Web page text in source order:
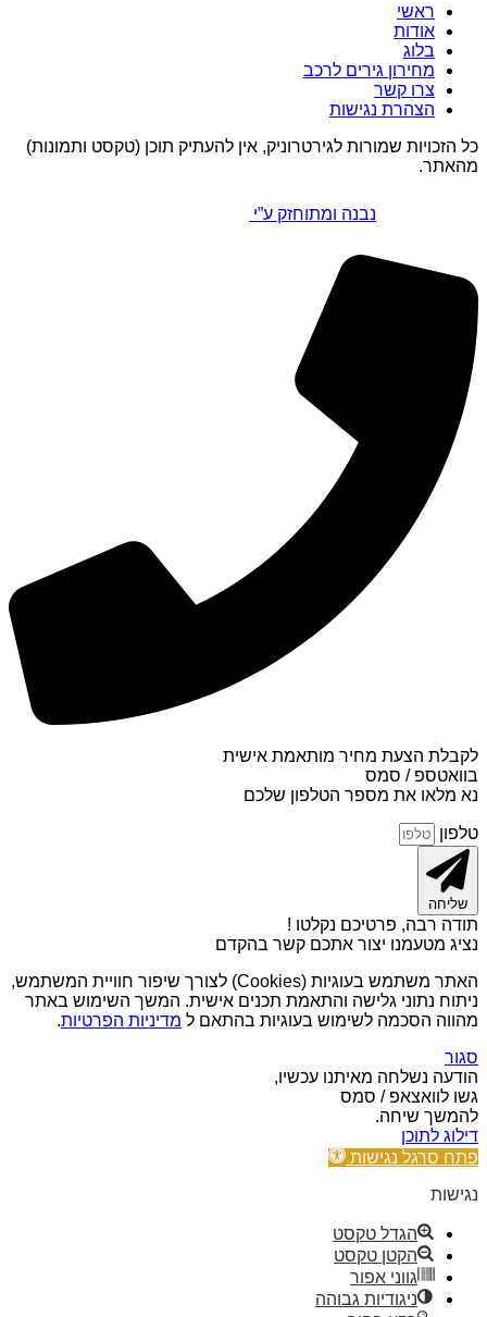
ראשי
אודות
בלוג
מחירון גירים לרכב
צרו קשר
הצהרת נגישות
כל הזכויות שמורות לגירטרוניק, אין להעתיק תוכן (טקסט ותמונות)
מהאתר.
נבנה ומתוחזק ע”י
לקבלת הצעת מחיר מותאמת אישית
בוואטספ / סמס
נא מלאו את מספר הטלפון שלכם
טלפון
שליחה
תודה רבה, פרטיכם נקלטו !
נציג מטעמנו יצור אתכם קשר בהקדם
האתר משתמש בעוגיות (Cookies) לצורך שיפור חוויית המשתמש,
ניתוח נתוני גלישה והתאמת תכנים אישית. המשך השימוש באתר
מהווה הסכמה לשימוש בעוגיות בהתאם ל מדיניות הפרטיות.
סגור
הודעה נשלחה מאיתנו עכשיו,
גשו לוואצאפ / סמס
להמשך שיחה.
דילוג לתוכן
פתח סרגל נגישות
נגישות
הגדל טקסט
הקטן טקסט
גווני אפור
ניגודיות גבוהה